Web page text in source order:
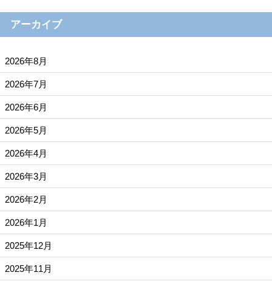
アーカイブ
2026年8月
2026年7月
2026年6月
2026年5月
2026年4月
2026年3月
2026年2月
2026年1月
2025年12月
2025年11月